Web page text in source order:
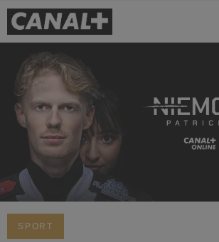
SPORT